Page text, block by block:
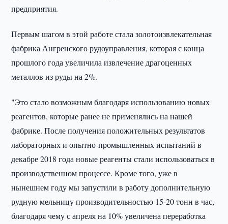
предприятия.
Первым шагом в этой работе стала золотоизвлекательная
фабрика Ангренского рудоуправления, которая с конца
прошлого года увеличила извлечение драгоценных
металлов из руды на 2%.
"Это стало возможным благодаря использованию новых
реагентов, которые ранее не применялись на нашей
фабрике. После получения положительных результатов
лабораторных и опытно-промышленных испытаний в
декабре 2018 года новые реагенты стали использоваться в
производственном процессе. Кроме того, уже в
нынешнем году мы запустили в работу дополнительную
рудную мельницу производительностью 15-20 тонн в час,
благодаря чему с апреля на 10% увеличена переработка